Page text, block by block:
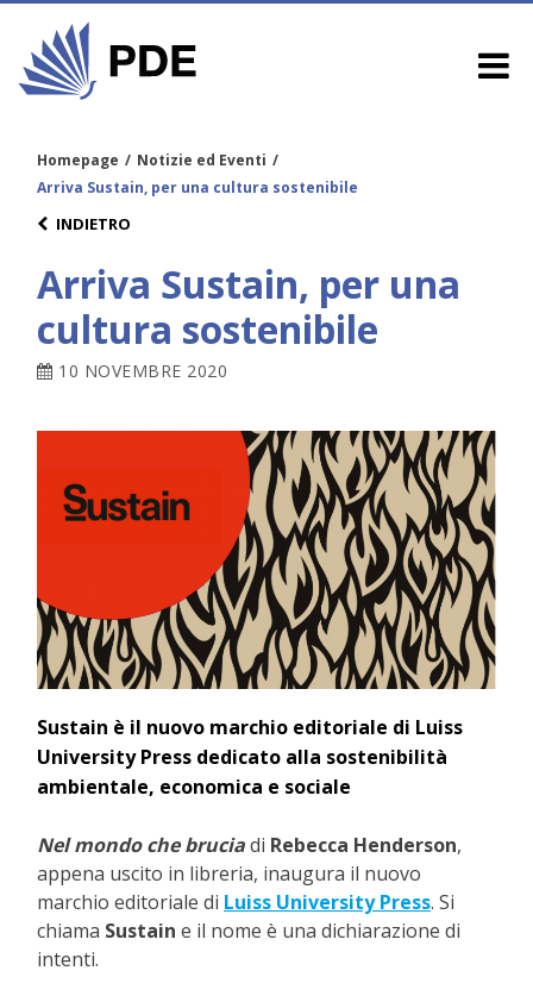
Homepage / Notizie ed Eventi /
Arriva Sustain, per una cultura sostenibile
INDIETRO
Arriva Sustain, per una
cultura sostenibile
10 NOVEMBRE 2020
Sustain è il nuovo marchio editoriale di Luiss
University Press dedicato alla sostenibilità
ambientale, economica e sociale
Nel mondo che bruciadi Rebecca Henderson,
appena uscito in libreria, inaugura il nuovo
marchio editoriale di Luiss University Press. Si
chiama Sustain e il nome è una dichiarazione di
intenti.